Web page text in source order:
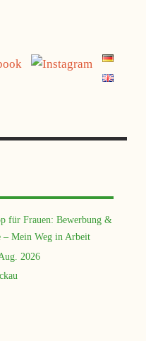
für Frauen: Bewerbung &
– Mein Weg in Arbeit
2026